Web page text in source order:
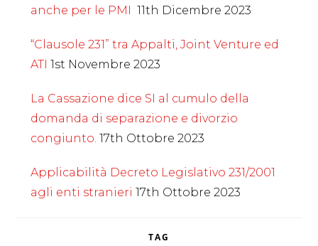
anche per le PMI
11th Dicembre 2023
“Clausole 231” tra Appalti, Joint Venture ed
ATI 1st Novembre 2023
La Cassazione dice SI al cumulo della
domanda di separazione e divorzio
congiunto. 17th Ottobre 2023
Applicabilità Decreto Legislativo 231/2001
agli enti stranieri 17th Ottobre 2023
TAG